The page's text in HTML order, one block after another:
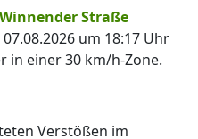
Straße
07.08.2026 um 18:17 Uhr
in einer 30 km/h-Zone.
Verstößen im